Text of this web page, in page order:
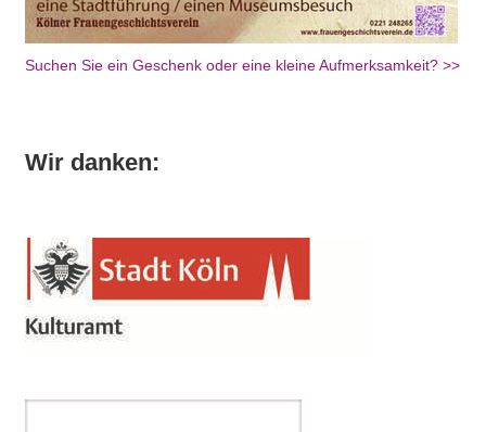
Suchen Sie ein Geschenk oder eine kleine Aufmerksamkeit? >>
Wir danken: